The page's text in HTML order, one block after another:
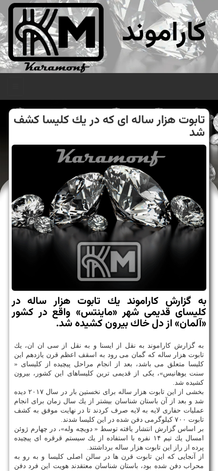
کاراموند
تابوت هزار ساله ای كه در یك كلیسا كشف
شد
به گزارش كاراموند یك تابوت هزار ساله در
كلیسای قدیمی شهر «ماینتس» واقع در كشور
«آلمان» از دل خاك بیرون كشیده شد.
به گزارش كاراموند به نقل از ایسنا و به نقل از سی ان ان، یك
تابوت هزار ساله كه گمان می رود به اسقف اعظم قرن یازدهم این
كلیسا متعلق می باشد، بعد از انجام مراحل پیچیده از كلیسای «
سنت یوهانیس»، یكی از قدیمی ترین كلیساهای این كشور، بیرون
كشیده شد.
بخشی از این تابوت هزار ساله برای نخستین بار در سال ۲۰۱۷ دیده
شد و بعد از آن باستان شناسان بیشتر از یك سال زمان برای انجام
عملیات حفاری لایه به لایه صرف كردند تا در نهایت موفق به كشف
تابوت ۷۰۰ كیلوگرمی دفن شده در این كلیسا شدند.
بر اساس گزارش انتشار یافته توسط « دویچه وله»، در چهارم ژوئن
امسال یك تیم ۱۴ نفره با استفاده از یك سیستم قرقره ای پیچیده
پرده از راز این تابوت هزار ساله برداشتند.
از آنجایی كه این تابوت قرن ها در سالن اصلی كلیسا و به رو به
محراب دفن شده بود، باستان شناسان معتقدند هویت این فرد دفن